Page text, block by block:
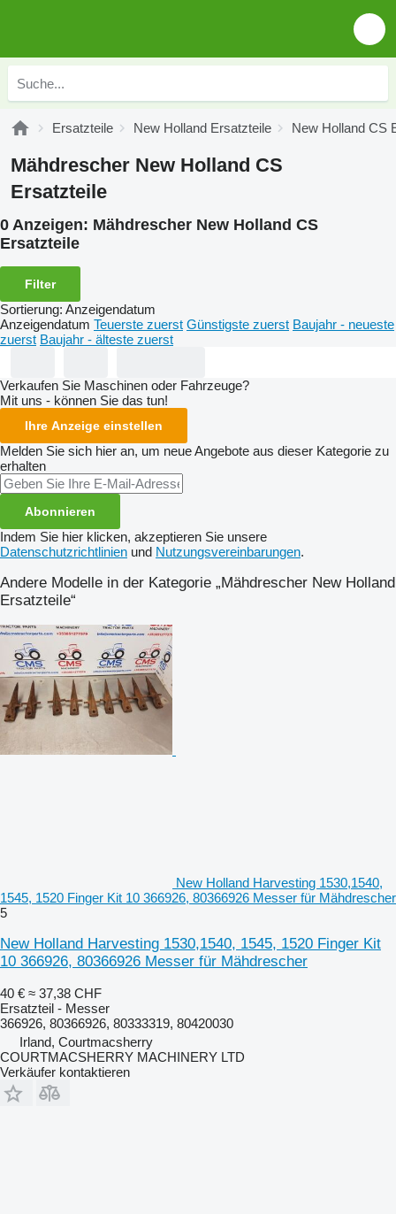
Ersatzteile New Holland Ersatzteile New Holland CS
Mähdrescher New Holland CS
Ersatzteile
0 Anzeigen: Mähdrescher New Holland CS
Ersatzteile
Filter
Sortierung: Anzeigendatum
Anzeigendatum Teuerste zuerst Günstigste zuerst Baujahr - neueste
zuerst Baujahr - älteste zuerst
Verkaufen Sie Maschinen oder Fahrzeuge?
Mit uns - können Sie das tun!
Ihre Anzeige einstellen
Melden Sie sich hier an, um neue Angebote aus dieser Kategorie zu
erhalten
Abonnieren
Indem Sie hier klicken, akzeptieren Sie unsere
Datenschutzrichtlinien und Nutzungsvereinbarungen.
Andere Modelle in der Kategorie „Mähdrescher New Holland
Ersatzteile“
New Holland Harvesting 1530,1540,
1545, 1520 Finger Kit 10 366926, 80366926 Messer für Mähdrescher
5
New Holland Harvesting 1530,1540, 1545, 1520 Finger Kit
10 366926, 80366926 Messer für Mähdrescher
40 € ≈ 37,38 CHF
Ersatzteil - Messer
366926, 80366926, 80333319, 80420030
Irland, Courtmacsherry
COURTMACSHERRY MACHINERY LTD
Verkäufer kontaktieren